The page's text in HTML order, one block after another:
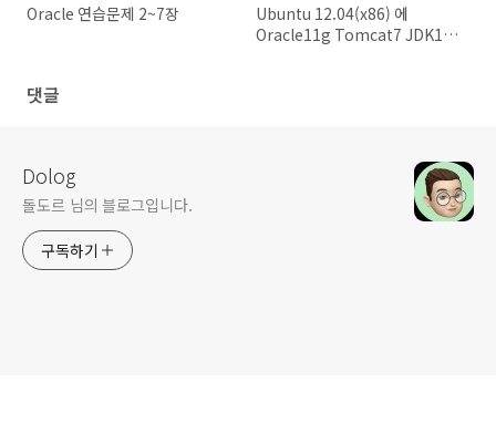
Oracle 연습문제 2~7장
Ubuntu 12.04(x86) 에
Oracle11g Tomcat7 JDK1.7
댓글
Dolog
돌도르 님의 블로그입니다.
구독하기